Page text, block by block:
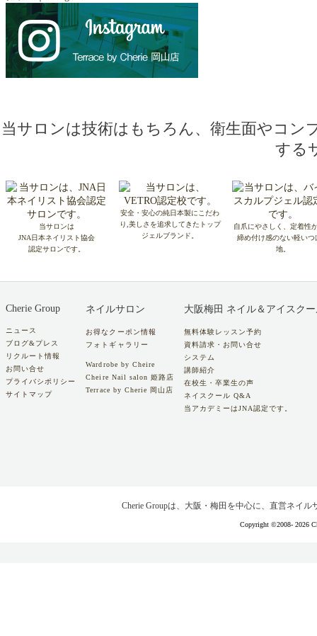
当サロンは技術はもちろん、衛生面やコ
する
当サロンは
JNA日本ネイリスト協会
認定サロンです。
安全・安心の純日本製にこだわ
り,美しさを追求してきたトップ
ジェルブランド。
自爪にやさしく、定着性
締め付け感のない軽いつ
地。
Cherie Group
ニュース
ブログ&プレス
リクルート情報
お問い合せ
プライバシポリシー
サイトマップ
ネイルサロン
お得なクーポン情報
フォトギャラリー
Wardrobe by Cheire
Cheire Nail salon 姫路店
Terrace by Cherie 岡山店
大阪梅田 ネイル＆アイスク
無料体験レッスン予約
資料請求・お問い合せ
システム
講師紹介
在校生・卒業生の声
ネイスクール Q&A
当アカデミーはJNA認定です。
Cherie Groupは、大阪・梅田を中心に、直営ネイ
Copyright ©2008- 2026